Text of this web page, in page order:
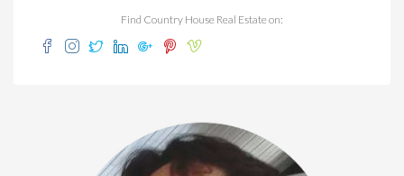
Find Country House Real Estate on: